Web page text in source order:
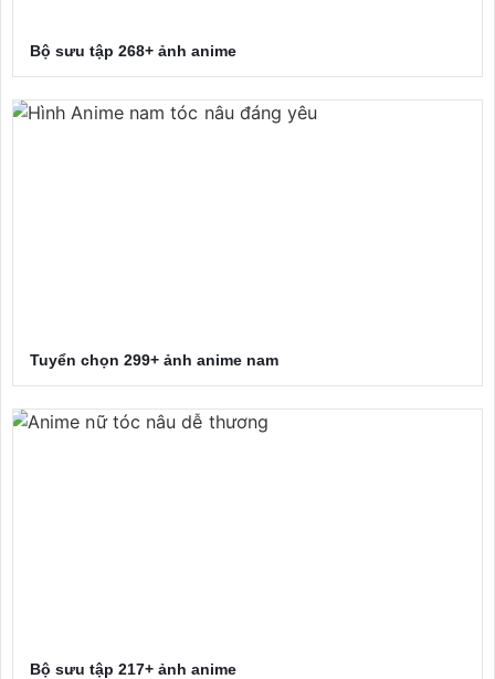
Bộ sưu tập 268+ ảnh anime
Tuyển chọn 299+ ảnh anime nam
Bộ sưu tập 217+ ảnh anime